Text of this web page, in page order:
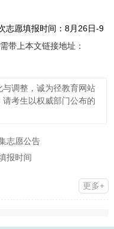
志愿填报时间：8月26日-9
需带上本文链接地址：
调整，诚为径教育网站
考生以权威部门公布的
志愿公告
报时间
更多+